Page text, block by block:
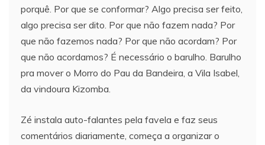
porquê. Por que se conformar? Algo precisa ser feito,
algo precisa ser dito. Por que não fazem nada? Por
que não fazemos nada? Por que não acordam? Por
que não acordamos? É necessário o barulho. Barulho
pra mover o Morro do Pau da Bandeira, a Vila Isabel,
da vindoura Kizomba.
Zé instala auto-falantes pela favela e faz seus
comentários diariamente, começa a organizar o